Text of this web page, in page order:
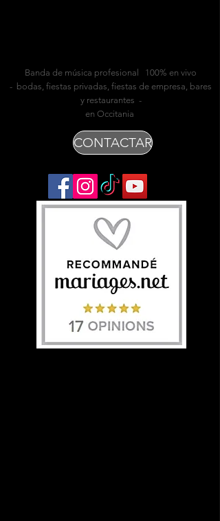
Banda de música profesional 100% en vivo
- bodas, fiestas privadas, fiestas de empresa, bares
y restaurantes -
en Occitania
CONTACTAR